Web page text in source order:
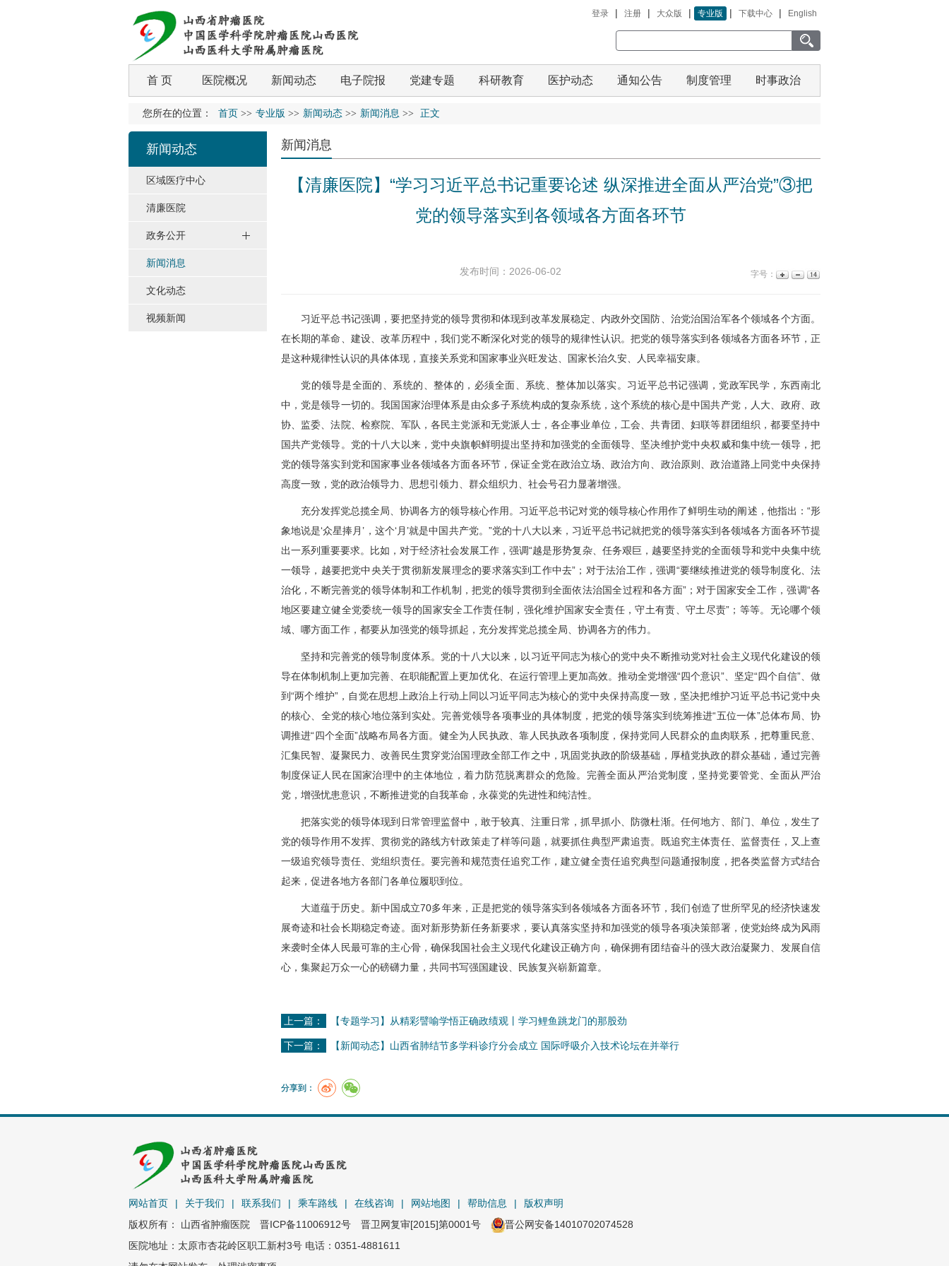
登录 | 注册 | 大众版 | 专业版 | 下载中心 | English
首 页 医院概况 新闻动态 电子院报 党建专题 科研教育 医护动态 通知公告 制度管理 时事政治
您所在的位置： 首页 >> 专业版 >> 新闻动态 >> 新闻消息 >> 正文
新闻动态
区域医疗中心
清廉医院
政务公开
新闻消息
文化动态
视频新闻
新闻消息
【清廉医院】“学习习近平总书记重要论述 纵深推进全面从严治党”③把
党的领导落实到各领域各方面各环节
发布时间：2026-06-02 字号：
习近平总书记强调，要把坚持党的领导贯彻和体现到改革发展稳定、内政外交国防、治党治国治军各个领域各个方面。
在长期的革命、建设、改革历程中，我们党不断深化对党的领导的规律性认识。把党的领导落实到各领域各方面各环节，正
是这种规律性认识的具体体现，直接关系党和国家事业兴旺发达、国家长治久安、人民幸福安康。
党的领导是全面的、系统的、整体的，必须全面、系统、整体加以落实。习近平总书记强调，党政军民学，东西南北
中，党是领导一切的。我国国家治理体系是由众多子系统构成的复杂系统，这个系统的核心是中国共产党，人大、政府、政
协、监委、法院、检察院、军队，各民主党派和无党派人士，各企事业单位， 工会 、共青团、妇联等群团组织，都要坚持中
国共产党领导。党的十八大以来，党中央旗帜鲜明提出坚持和加强党的全面领导、坚决维护党中央权威和集中统一领导，把
党的领导落实到党和国家事业各领域各方面各环节，保证全党在政治立场、政治方向、政治原则、政治道路上同党中央保持
高度一致，党的政治领导力、思想引领力、群众组织力、社会号召力显著增强。
充分发挥党总揽全局、协调各方的领导核心作用。习近平总书记对党的领导核心作用作了鲜明生动的阐述，他指出：“形
象地说是‘众星捧月’，这个‘月’就是中国共产党。”党的十八大以来，习近平总书记就把党的领导落实到各领域各方面各环节提
出一系列重要要求。比如，对于经济社会发展工作，强调“越是形势复杂、任务艰巨，越要坚持党的全面领导和党中央集中统
一领导，越要把党中央关于贯彻新发展理念的要求落实到工作中去”；对于法治工作，强调“要继续推进党的领导制度化、法
治化，不断完善党的领导体制和工作机制，把党的领导贯彻到全面依法治国全过程和各方面”；对于国家安全工作，强调“各
地区要建立健全党委统一领导的国家安全工作责任制，强化维护国家安全责任，守土有责、守土尽责”；等等。无论哪个领
域、哪方面工作，都要从加强党的领导抓起，充分发挥党总揽全局、协调各方的伟力。
坚持和完善党的领导制度体系。党的十八大以来，以习近平同志为核心的党中央不断推动党对社会主义现代化建设的领
导在体制机制上更加完善、在职能配置上更加优化、在运行管理上更加高效。推动全党增强“四个意识”、坚定“四个自信”、做
到“两个维护”，自觉在思想上政治上行动上同以习近平同志为核心的党中央保持高度一致，坚决把维护习近平总书记党中央
的核心、全党的核心地位落到实处。完善党领导各项事业的具体制度，把党的领导落实到统筹推进“五位一体”总体布局、协
调推进“四个全面”战略布局各方面。健全为人民执政、靠人民执政各项制度，保持党同人民群众的血肉联系，把尊重民意、
汇集民智、凝聚民力、改善民生贯穿党治国理政全部工作之中，巩固党执政的阶级基础，厚植党执政的群众基础，通过完善
制度保证人民在国家治理中的主体地位，着力防范脱离群众的危险。完善全面从严治党制度，坚持党要管党、全面从严治
党，增强忧患意识，不断推进党的自我革命，永葆党的先进性和纯洁性。
把落实党的领导体现到日常管理监督中，敢于较真、注重日常，抓早抓小、防微杜渐。任何地方、部门、单位，发生了
党的领导作用不发挥、贯彻党的路线方针政策走了样等问题，就要抓住典型严肃追责。既追究主体责任、监督责任，又上查
一级追究领导责任、党组织责任。要完善和规范责任追究工作，建立健全责任追究典型问题通报制度，把各类监督方式结合
起来，促进各地方各部门各单位履职到位。
大道蕴于历史。新中国成立70多年来，正是把党的领导落实到各领域各方面各环节，我们创造了世所罕见的经济快速发
展奇迹和社会长期稳定奇迹。面对新形势新任务新要求，要认真落实坚持和加强党的领导各项决策部署，使党始终成为风雨
来袭时全体人民最可靠的主心骨，确保我国社会主义现代化建设正确方向，确保拥有团结奋斗的强大政治凝聚力、发展自信
心，集聚起万众一心的磅礴力量，共同书写强国建设、民族复兴崭新篇章。
上一篇： 【专题学习】从精彩譬喻学悟正确政绩观丨学习鲤鱼跳龙门的那股劲
下一篇： 【新闻动态】山西省肺结节多学科诊疗分会成立 国际呼吸介入技术论坛在并举行
分享到：
网站首页 | 关于我们 | 联系我们 | 乘车路线 | 在线咨询 | 网站地图 | 帮助信息 |
版权声明
版权所有： 山西省肿瘤医院 晋ICP备11006912号 晋卫网复审[2015]第0001号
晋公网安备14010702074528
医院地址：太原市杏花岭区职工新村3号 电话：0351-4881611